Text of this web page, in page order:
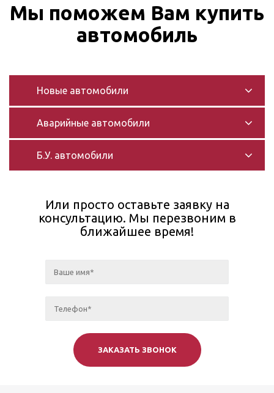
Мы поможем Вам купить
автомобиль
Новые автомобили
Аварийные автомобили
Б.У. автомобили
Или просто оставьте заявку на
консультацию. Мы перезвоним в
ближайшее время!